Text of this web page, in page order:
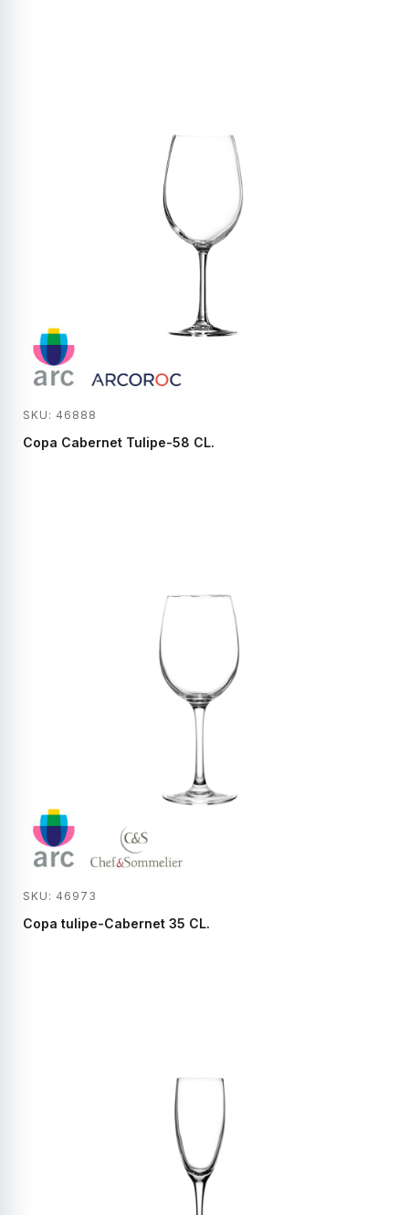
SKU: 46888
Copa Cabernet Tulipe-58 CL.
SKU: 46973
Copa tulipe-Cabernet 35 CL.